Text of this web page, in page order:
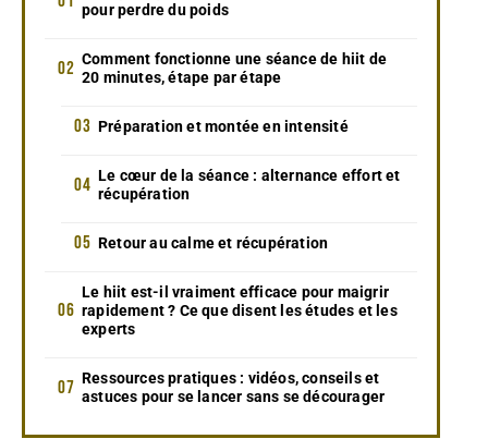
pour perdre du poids
Comment fonctionne une séance de hiit de
20 minutes, étape par étape
Préparation et montée en intensité
Le cœur de la séance : alternance effort et
récupération
Retour au calme et récupération
Le hiit est-il vraiment efficace pour maigrir
rapidement ? Ce que disent les études et les
experts
Ressources pratiques : vidéos, conseils et
astuces pour se lancer sans se décourager